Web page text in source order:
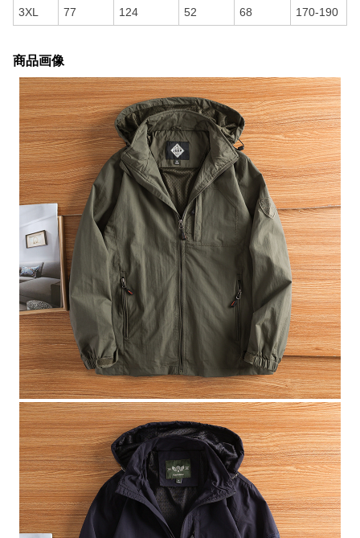
3XL 77 124 52 68 170-190
商品画像